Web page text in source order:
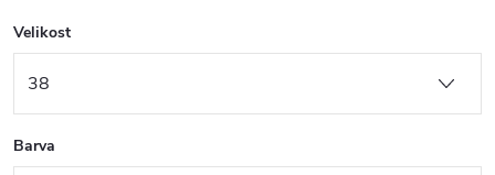
Velikost
Barva